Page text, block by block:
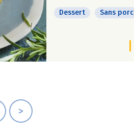
Dessert Sans porc
>